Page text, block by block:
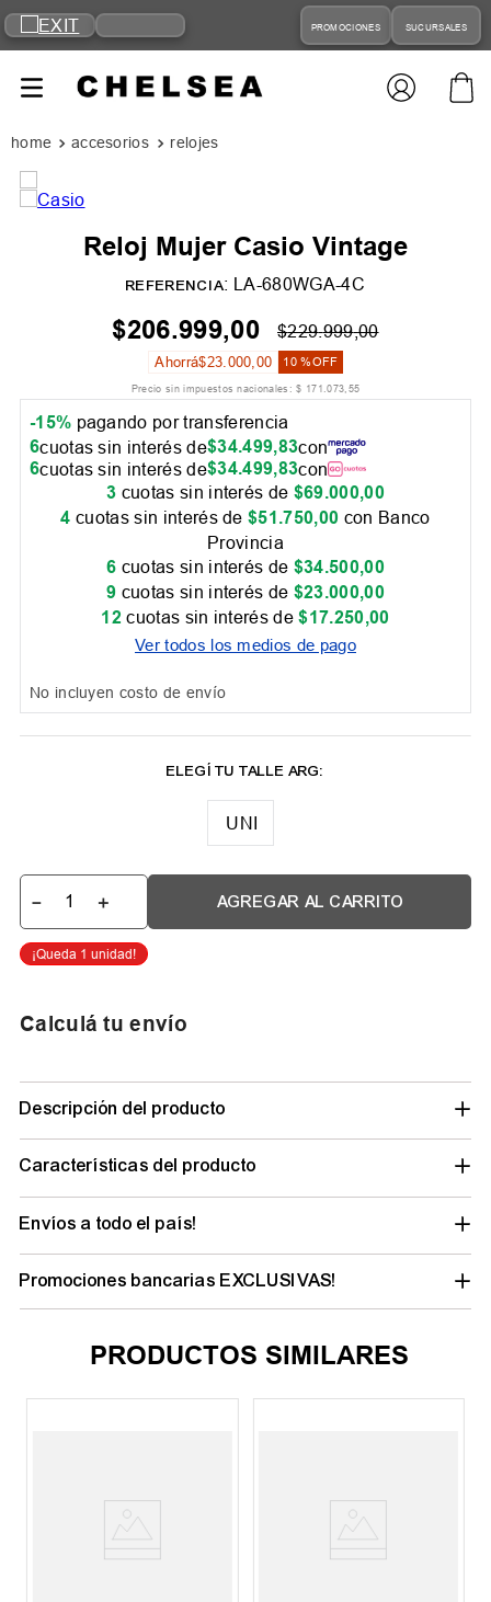
PROMOCIONES SUCURSALES
accesorios relojes
Reloj Mujer Casio Vintage
REFERENCIA: LA-680WGA-4C
$206.999,00 $229.999,00
Ahorrá$23.000,00 10 %OFF
Precio sin impuestos nacionales:$ 171.073,55
-15% pagando por transferencia
6cuotas sin interés de$34.499,83con
6cuotas sin interés de$34.499,83con
3 cuotas sin interés de $69.000,00
4 cuotas sin interés de$51.750,00 con Banco
Provincia
6 cuotas sin interés de $34.500,00
9 cuotas sin interés de $23.000,00
12 cuotas sin interés de$17.250,00
Ver todos los medios de pago
No incluyen costo de envío
UNI
＋
－ AGREGAR AL CARRITO
Calculá tu envío
Descripción del producto
Características del producto
Envíos a todo el país!
Promociones bancarias EXCLUSIVAS!
PRODUCTOS SIMILARES